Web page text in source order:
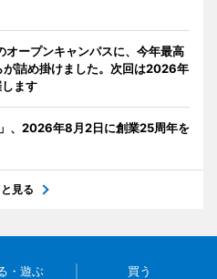
オープンキャンパスに、今年最高
詰め掛けました。次回は2026年
ます
、2026年8月2日に創業25周年を
見る
・遊ぶ 買う